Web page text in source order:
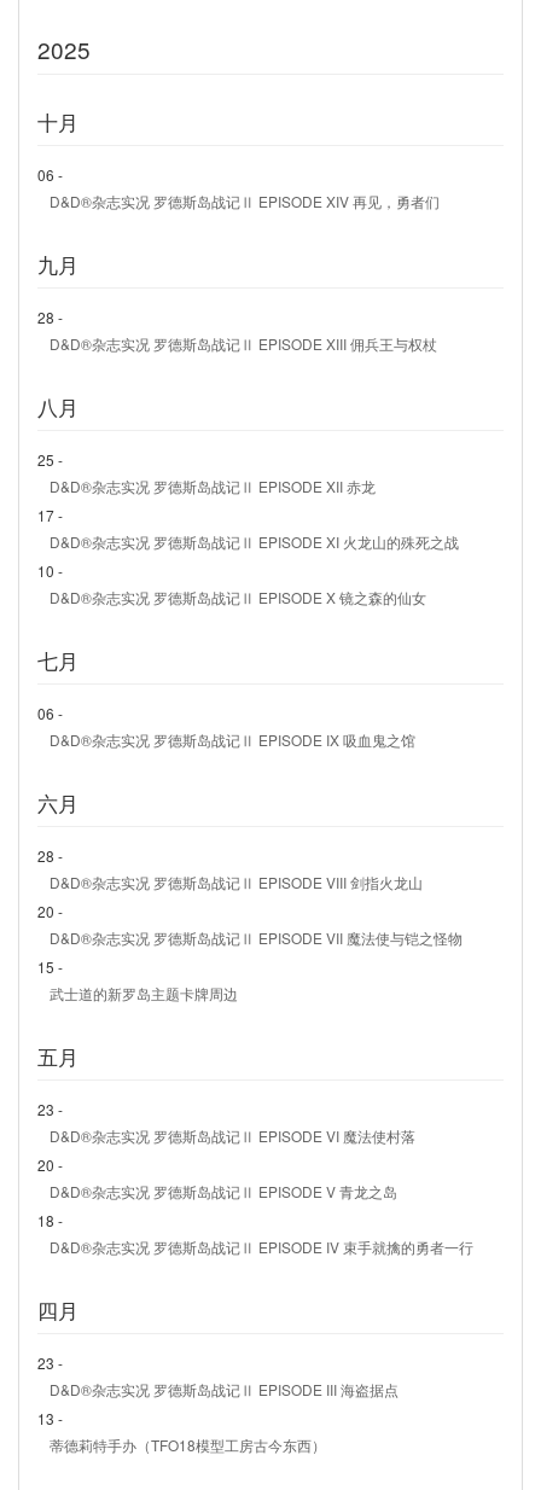
2025
十月
06 -
D&D®杂志实况 罗德斯岛战记Ⅱ EPISODE XIV 再见，勇者们
九月
28 -
D&D®杂志实况 罗德斯岛战记Ⅱ EPISODE XIII 佣兵王与权杖
八月
25 -
D&D®杂志实况 罗德斯岛战记Ⅱ EPISODE XII 赤龙
17 -
D&D®杂志实况 罗德斯岛战记Ⅱ EPISODE XI 火龙山的殊死之战
10 -
D&D®杂志实况 罗德斯岛战记Ⅱ EPISODE X 镜之森的仙女
七月
06 -
D&D®杂志实况 罗德斯岛战记Ⅱ EPISODE IX 吸血鬼之馆
六月
28 -
D&D®杂志实况 罗德斯岛战记Ⅱ EPISODE VIII 剑指火龙山
20 -
D&D®杂志实况 罗德斯岛战记Ⅱ EPISODE VII 魔法使与铠之怪物
15 -
武士道的新罗岛主题卡牌周边
五月
23 -
D&D®杂志实况 罗德斯岛战记Ⅱ EPISODE VI 魔法使村落
20 -
D&D®杂志实况 罗德斯岛战记Ⅱ EPISODE V 青龙之岛
18 -
D&D®杂志实况 罗德斯岛战记Ⅱ EPISODE IV 束手就擒的勇者一行
四月
23 -
D&D®杂志实况 罗德斯岛战记Ⅱ EPISODE III 海盗据点
13 -
蒂德莉特手办（TFO18模型工房古今东西）